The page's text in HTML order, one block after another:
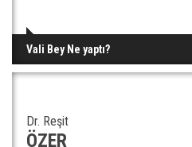
Vali Bey Ne yaptı?
Dr. Reşit
ÖZER